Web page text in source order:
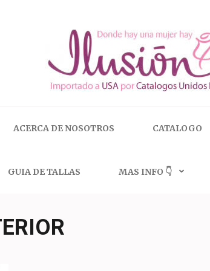
ACERCA DE NOSOTROS CATALOGO
GUIA DE TALLAS MAS INFO 👇